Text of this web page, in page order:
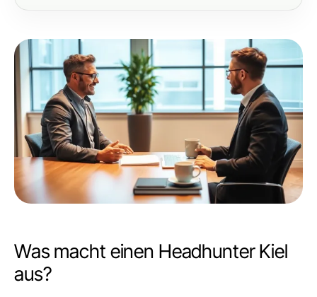
Was macht einen Headhunter Kiel
aus?